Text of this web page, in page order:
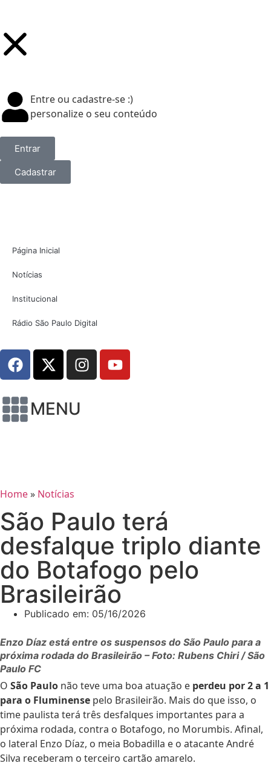
Entre ou cadastre-se :)
personalize o seu conteúdo
Entrar
Cadastrar
Página Inicial
Notícias
Institucional
Rádio São Paulo Digital
MENU
Home» Notícias
São Paulo terá
desfalque triplo diante
do Botafogo pelo
Brasileirão
Publicado em: 05/16/2026
Enzo Díaz está entre os suspensos do São Paulo para a
próxima rodada do Brasileirão – Foto: Rubens Chiri / São
Paulo FC
O São Paulo não teve uma boa atuação e perdeu por 2 a 1
para o Fluminense pelo Brasileirão. Mais do que isso, o
time paulista terá três desfalques importantes para a
próxima rodada, contra o Botafogo, no Morumbis. Afinal,
o lateral Enzo Díaz, o meia Bobadilla e o atacante André
Silva receberam o terceiro cartão amarelo.